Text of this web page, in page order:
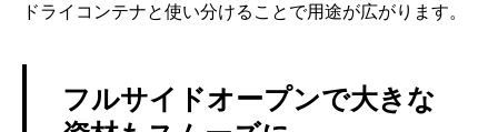
ドライコンテナと使い分けることで用途が広がります。
フルサイドオープンで大きな